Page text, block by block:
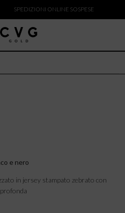
SPEDIZIONI ONLINE SOSPESE
e nero
in jersey stampato zebrato con